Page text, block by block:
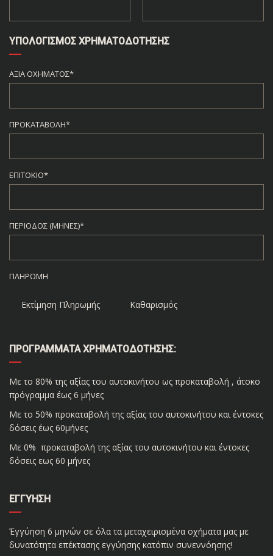
ΥΠΟΛΟΓΙΣΜΌΣ ΧΡΗΜΑΤΟΔΌΤΗΣΗΣ
ΑΞΊΑ ΟΧΉΜΑΤΟΣ*
ΠΡΟΚΑΤΑΒΟΛΉ*
ΕΠΙΤΌΚΙΟ*
ΠΕΡΊΟΔΟΣ (ΜΉΝΕΣ)*
ΠΛΗΡΩΜΉ
Εκτίμηση Πληρωμής Καθαρισμός
ΠΡΟΓΡΆΜΜΑΤΑ ΧΡΗΜΑΤΟΔΌΤΗΣΗΣ:
Με το 80% της αξίας του αυτοκινήτου ως προκαταβολή , άτοκο
πρόγραμμα έως 6 μήνες
Με το 50% προκαταβολή της αξίας του αυτοκινήτου και έντοκες
δόσεις έως 60μήνες
Με 0% προκαταβολή της αξίας του αυτοκινήτου και έντοκες
δόσεις εως 60 μήνες
ΕΓΓΎΗΣΗ
Έγγύηση 6 μηνών σε όλα τα μεταχειρισμένα οχήματα μας με
δυνατότητα επέκτασης εγγύησης κατόπιν συνεννόησης!